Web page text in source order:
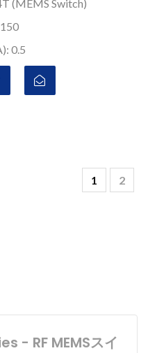
(MEMS Switch)
0.5
1 2
- RF MEMSスイ